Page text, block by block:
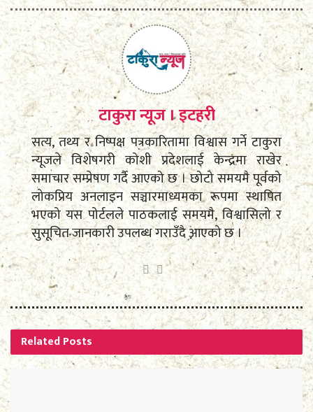
टाकुरा न्यूज । इटहरी
सत्य, तथ्य र निष्पक्ष पत्रकारितामा विश्वास गर्ने टाकुरा
न्यूजले विशेषगरी कोशी प्रदेशलाई केन्द्रमा राखेर
समाचार सम्प्रेषण गर्दै आएको छ । छोटो समयमै पूर्वको
लोकप्रिय अनलाइन सञ्चारमाध्यमका रूपमा स्थापित
भएको यस पोर्टलले पाठकलाई समयमै, विश्वासिलो र
सुसूचित जानकारी उपलब्ध गराउँदै आएको छ ।
RelatedPosts